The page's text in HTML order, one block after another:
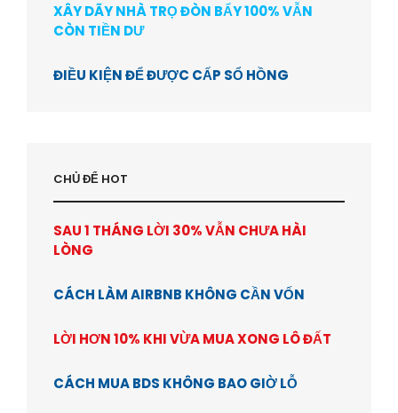
XÂY DÃY NHÀ TRỌ ĐÒN BẨY 100% VẪN
CÒN TIỀN DƯ
ĐIỀU KIỆN ĐỂ ĐƯỢC CẤP SỔ HỒNG
CHỦ ĐỂ HOT
SAU 1 THÁNG LỜI 30% VẪN CHƯA HÀI
LÒNG
CÁCH LÀM AIRBNB KHÔNG CẦN VỐN
LỜI HƠN 10% KHI VỪA MUA XONG LÔ ĐẤT
CÁCH MUA BDS KHÔNG BAO GIỜ LỖ